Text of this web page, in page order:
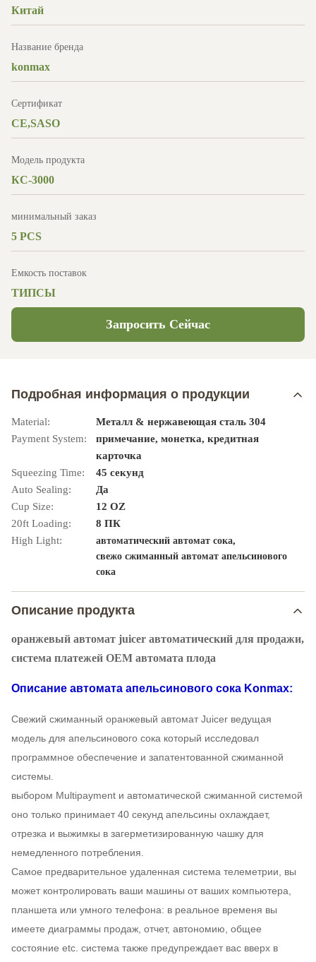
Китай
Название бренда
konmax
Сертификат
CE,SASO
Модель продукта
КС-3000
минимальный заказ
5 PCS
Емкость поставок
ТИПСЫ
Запросить Сейчас
Подробная информация о продукции
Material:
Металл & нержавеющая сталь 304
Payment System:
примечание, монетка, кредитная
карточка
Squeezing Time:
45 секунд
Auto Sealing:
Да
Cup Size:
12 OZ
20ft Loading:
8 ПК
High Light:
автоматический автомат сока,
свежо сжиманный автомат апельсинового
сока
Описание продукта
оранжевый автомат juicer автоматический для продажи,
система платежей OEM автомата плода
Описание автомата апельсинового сока Konmax:
Свежий сжиманный оранжевый автомат Juicer ведущая
модель для апельсинового сока который исследовал
программное обеспечение и запатентованной сжиманной
системы.
выбором Multipayment и автоматической сжиманной системой
оно только принимает 40 секунд апельсины охлаждает,
отрезка и выжимкы в загерметизированную чашку для
немедленного потребления.
Самое предварительное удаленная система телеметрии, вы
может контролировать ваши машины от ваших компьютера,
планшета или умного телефона: в реальное временя вы
имеете диаграммы продаж, отчет, автономию, общее
состояние etc. система также предупреждает вас вверх в